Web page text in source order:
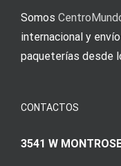
Somos
internacional y
paqueterías desde
CONTACTOS
3541 W